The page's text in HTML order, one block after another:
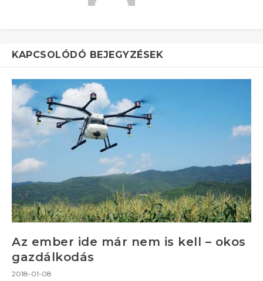
KAPCSOLÓDÓ BEJEGYZÉSEK
Az ember ide már nem is kell – okos
gazdálkodás
2018-01-08